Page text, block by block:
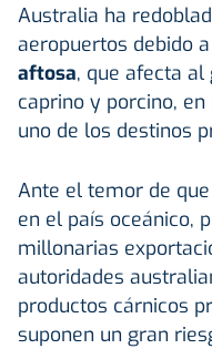
Australia ha
aeropuertos debido
aftosa, que afecta al
caprino y porcino,
uno de los destinos
Ante el temor de
en el país oceánico,
millonarias
autoridades
productos cárnicos
suponen un gran